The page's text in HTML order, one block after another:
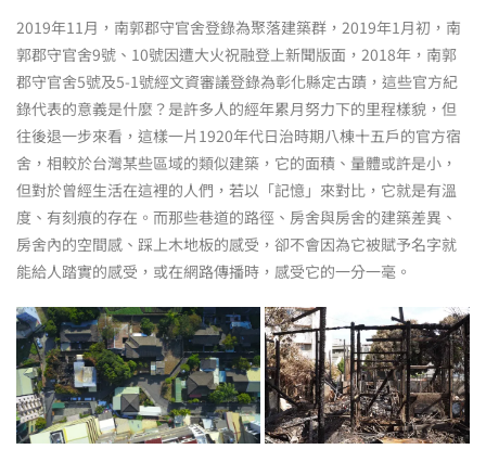
2019年11月，南郭郡守官舍登錄為聚落建築群，2019年1月初，南
郭郡守官舍9號、10號因遭大火祝融登上新聞版面，2018年，南郭
郡守官舍5號及5-1號經文資審議登錄為彰化縣定古蹟，這些官方紀
錄代表的意義是什麼？是許多人的經年累月努力下的里程樣貌，但
往後退一步來看，這樣一片1920年代日治時期八棟十五戶的官方宿
舍，相較於台灣某些區域的類似建築，它的面積、量體或許是小，
但對於曾經生活在這裡的人們，若以「記憶」來對比，它就是有溫
度、有刻痕的存在。而那些巷道的路徑、房舍與房舍的建築差異、
房舍內的空間感、踩上木地板的感受，卻不會因為它被賦予名字就
能給人踏實的感受，或在網路傳播時，感受它的一分一毫。